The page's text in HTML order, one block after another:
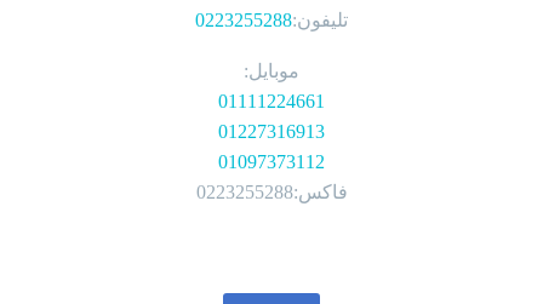
تليفون:0223255288
موبايل:
01111224661
01227316913
01097373112
فاكس:0223255288